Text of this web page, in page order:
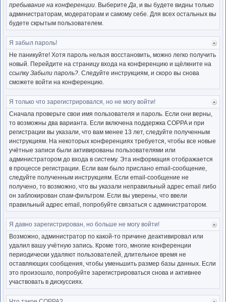
пребывание на конференции. ВыберитеДа, и вы будете видны только
администраторам, модераторам и самому себе. Для всех остальных вы
будете скрытым пользователем.
к
Я забыл пароль!
Не паникуйте! Хотя пароль нельзя восстановить, можно легко получить
новый. Перейдите на страницу входа на конференцию и щёлкните на
ссылку Забыли пароль?. Следуйте инструкциям, и скоро вы снова
сможете войти на конференцию.
Я только что зарегистрировался, но не могу войти!
Сначала проверьте свои имя пользователя и пароль. Если они верны,
то возможны два варианта. Если включена поддержка COPPA и при
регистрации вы указали, что вам менее 13 лет, следуйте полученным
инструкциям. На некоторых конференциях требуется, чтобы все новые
учётные записи были активированы пользователями или
администратором до входа в систему. Эта информация отображается
в процессе регистрации. Если вам было прислано email-сообщение,
следуйте полученным инструкциям. Если email-сообщение не
получено, то возможно, что вы указали неправильный адрес email либо
он заблокирован спам-фильтром. Если вы уверены, что ввели
правильный адрес email, попробуйте связаться с администратором.
Я давно зарегистрирован, но больше не могу войти!
Возможно, администратор по какой-то причине деактивировал или
удалил вашу учётную запись. Кроме того, многие конференции
периодически удаляют пользователей, длительное время не
оставляющих сообщения, чтобы уменьшить размер базы данных. Если
это произошло, попробуйте зарегистрироваться снова и активнее
участвовать в дискуссиях.